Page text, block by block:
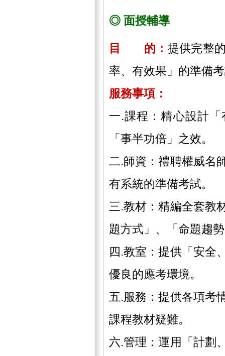
◎ 面授輔導
目 的： 提供完整
率、有效果」的準備
服務事項：
一.課程：精心設計
「事半功倍」之效。
二.師資：禮聘權威名
有系統的準備考試。
三.教材：精編全套教
題方式」、「命題趨
四.教室：提供「安全
優良的應考環境。
五.服務：提供各項考
課程教材疑難。
六.管理：運用「計劃